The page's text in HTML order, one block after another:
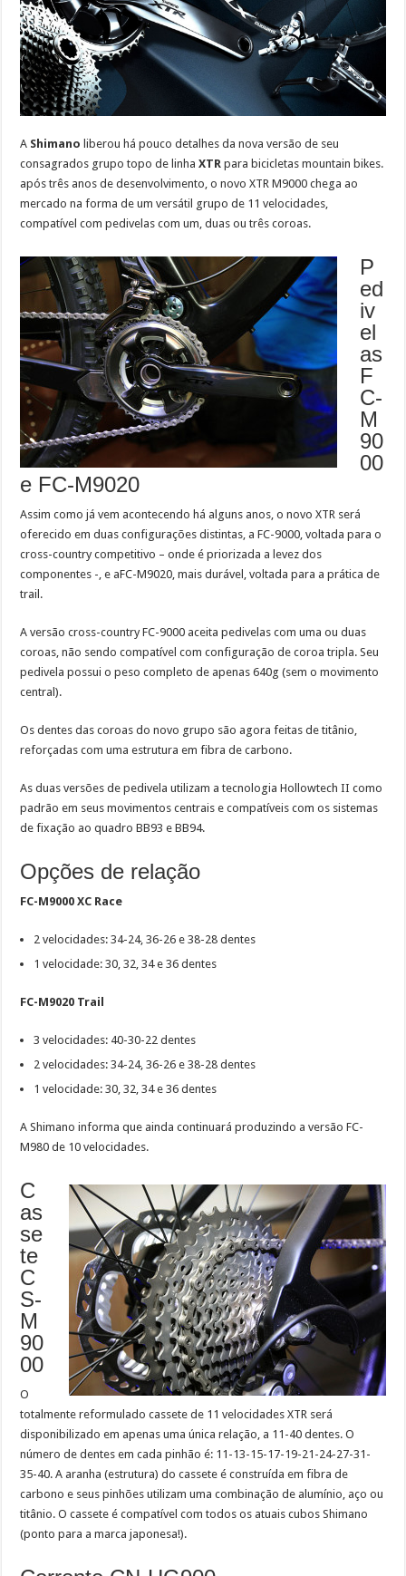
A Shimano liberou há pouco detalhes da nova versão de seu
consagrados grupo topo de linhaXTR para bicicletas mountain bikes.
após três anos de desenvolvimento, o novo XTR M9000 chega ao
mercado na forma de um versátil grupo de 11 velocidades,
compatível com pedivelas com um, duas ou três coroas.
P
ed
iv
el
as
F
C-
M
90
00
e FC-M9020
Assim como já vem acontecendo há alguns anos, o novo XTR será
oferecido em duas configurações distintas, a FC-9000, voltada para o
cross-country competitivo – onde é priorizada a levez dos
componentes -, e aFC-M9020, mais durável, voltada para a prática de
trail.
A versão cross-country FC-9000 aceita pedivelas com uma ou duas
coroas, não sendo compatível com configuração de coroa tripla. Seu
pedivela possui o peso completo de apenas 640g (sem o movimento
central).
Os dentes das coroas do novo grupo são agora feitas de titânio,
reforçadas com uma estrutura em fibra de carbono.
As duas versões de pedivela utilizam a tecnologia Hollowtech II como
padrão em seus movimentos centrais e compatíveis com os sistemas
de fixação ao quadro BB93 e BB94.
Opções de relação
FC-M9000 XC Race
2 velocidades: 34-24, 36-26 e 38-28 dentes
1 velocidade: 30, 32, 34 e 36 dentes
FC-M9020 Trail
3 velocidades: 40-30-22 dentes
2 velocidades: 34-24, 36-26 e 38-28 dentes
1 velocidade: 30, 32, 34 e 36 dentes
A Shimano informa que ainda continuará produzindo a versão FC-
M980 de 10 velocidades.
C
as
se
te
C
S-
M
90
00
O
totalmente reformulado cassete de 11 velocidades XTR será
disponibilizado em apenas uma única relação, a 11-40 dentes. O
número de dentes em cada pinhão é: 11-13-15-17-19-21-24-27-31-
35-40. A aranha (estrutura) do cassete é construída em fibra de
carbono e seus pinhões utilizam uma combinação de alumínio, aço ou
titânio. O cassete é compatível com todos os atuais cubos Shimano
(ponto para a marca japonesa!).